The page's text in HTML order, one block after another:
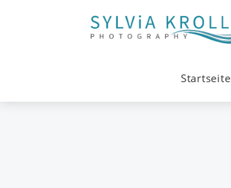
Startseite